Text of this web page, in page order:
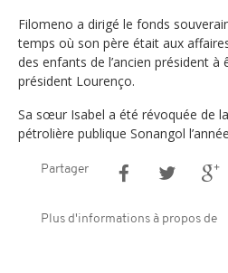
Filomeno a dirigé le fonds
temps où son père était aux
des enfants de l’ancien président à
président Lourenço.
Sa sœur Isabel a été révoquée de
pétrolière publique Sonangol
Partager
Plus d'informations à propos de